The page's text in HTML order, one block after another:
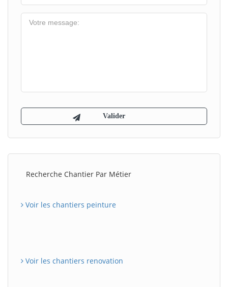
Recherche Chantier Par Métier
Voir les chantiers peinture
Voir les chantiers renovation